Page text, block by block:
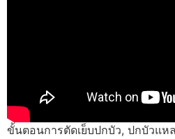
ขั้นตอนการตัดเย็บปกบัว, ปกบัวแห